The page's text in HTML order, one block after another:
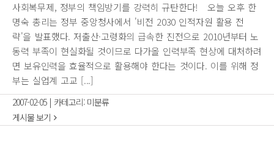
사회복무제, 정부의 책임방기를 강력히 규탄한다! 오늘 오후 한
명숙 총리는 정부 중앙청사에서 '비전 2030 인적자원 활용 전
략'을 발표했다. 저출산·고령화의 급속한 진전으로 2010년부터 노
동력 부족이 현실화될 것이므로 다가올 인력부족 현상에 대처하려
면 보유인력을 효율적으로 활용해야 한다는 것이다. 이를 위해 정
부는 실업계 고교 [...]
2007-02-05 | 카테고리: 미분류
게시물 보기